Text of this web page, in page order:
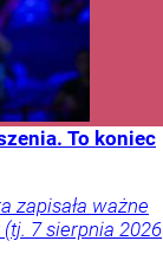
To koniec
zapisała ważne
7 sierpnia 2026